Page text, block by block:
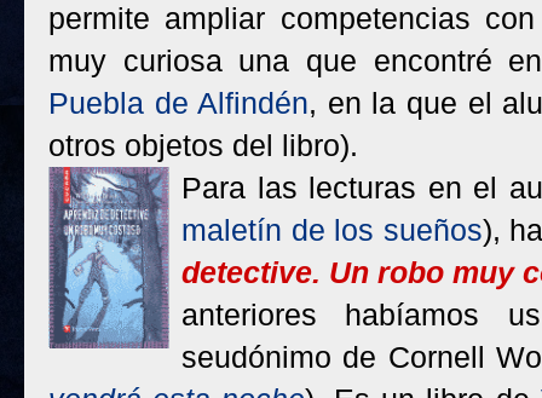
permite ampliar competencias
muy curiosa una que encontré
Puebla de Alfindén, en la que el
otros objetos del libro).
Para las lecturas en el
maletín de los sueños),
detective. Un robo muy
anteriores habíamos
seudónimo de Cornell